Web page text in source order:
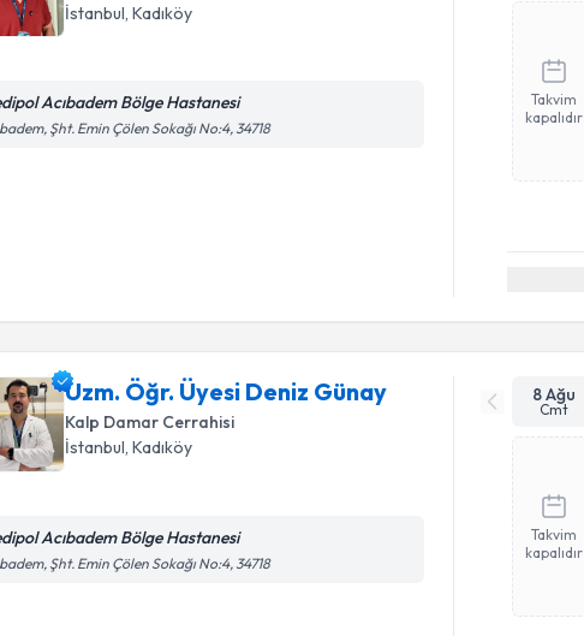
İstanbul,Kadıköy
Acıbadem Bölge Hastanesi
Şht. Emin Çölen Sokağı No:4, 34718
Takvim
kapalıdır
Uzm. Öğr. Üyesi Deniz Günay
Kalp Damar Cerrahisi
İstanbul ,Kadıköy
Acıbadem Bölge Hastanesi
Şht. Emin Çölen Sokağı No:4, 34718
8 Ağu
Cmt
Takvim
kapalıdır